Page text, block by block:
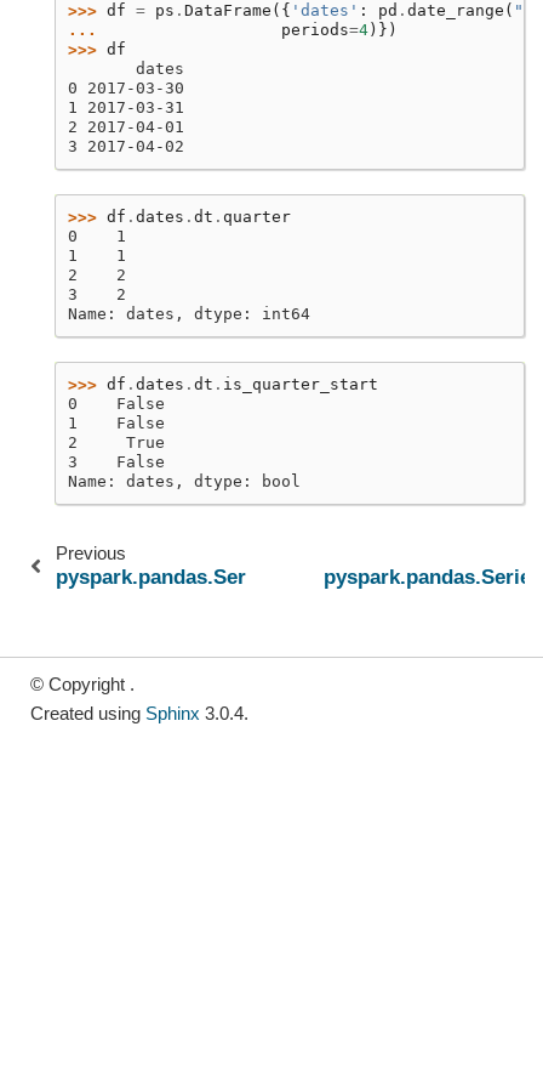
>>> df = ps . DataFrame ({ 'dates' : pd . date_range (
...
periods=4 )})
>>> df
       dates
0 2017-03-30
1 2017-03-31
2 2017-04-01
3 2017-04-02
>>> df . dates . dt . quarter
0    1
1    1
2    2
3    2
Name: dates, dtype: int64
>>> df . dates . dt . is_quarter_start
0    False
1    False
2     True
3    False
Name: dates, dtype: bool
Previous
pyspark.pandas.Series.dt.is_month_end
© Copyright .
Created using Sphinx 3.0.4.